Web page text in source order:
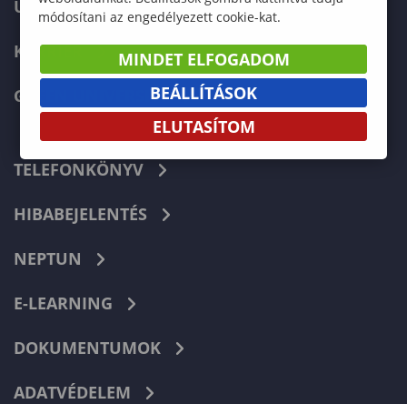
ÜZLETI PARTNEREKNEK
KARRIER
GREEN UNIVERSITY
TELEFONKÖNYV
HIBABEJELENTÉS
NEPTUN
E-LEARNING
DOKUMENTUMOK
ADATVÉDELEM
módosítani az engedélyezett cookie-kat.
MINDET ELFOGADOM
BEÁLLÍTÁSOK
ELUTASÍTOM